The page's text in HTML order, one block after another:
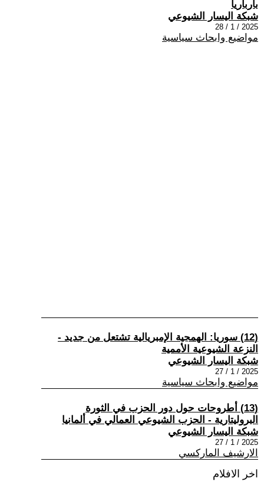
بارباريا
شبكة اليسار الشيوعي
2025 / 1 / 28
مواضيع وابحاث سياسية
(12) سوريا: الهمجية الإمبريالية تشتعل من جديد -
النزعة الشيوعية الأممية
شبكة اليسار الشيوعي
2025 / 1 / 27
مواضيع وابحاث سياسية
(13) أطروحات حول دور الحزب في الثورة
البروليتارية - الحزب الشيوعي العمالي في ألمانيا
شبكة اليسار الشيوعي
2025 / 1 / 27
الارشيف الماركسي
اخر الافلام